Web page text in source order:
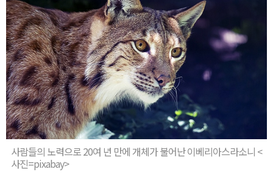
사람들의 노력으로 20여 년 만에 개체가 불어난 이베리아스라소니 <
사진=pixabay>